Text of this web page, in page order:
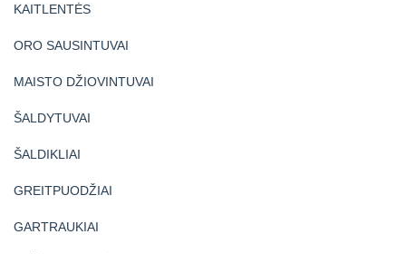
KAITLENTĖS
ORO SAUSINTUVAI
MAISTO DŽIOVINTUVAI
ŠALDYTUVAI
ŠALDIKLIAI
GREITPUODŽIAI
GARTRAUKIAI